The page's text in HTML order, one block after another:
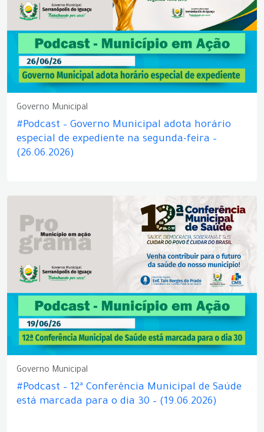
Governo Municipal
#Podcast – Governo Municipal adota horário
especial de expediente na segunda-feira –
(26.06.2026)
Governo Municipal
#Podcast – 12ª Conferência Municipal de Saúde
está marcada para o dia 30 – (19.06.2026)